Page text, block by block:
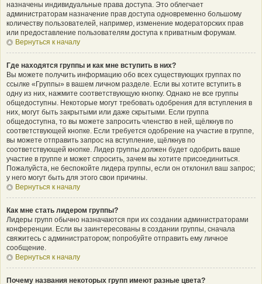
назначены индивидуальные права доступа. Это облегчает
администраторам назначение прав доступа одновременно большому
количеству пользователей, например, изменение модераторских прав
или предоставление пользователям доступа к приватным форумам.
Вернуться к началу
Где находятся группы и как мне вступить в них?
Вы можете получить информацию обо всех существующих группах по
ссылке «Группы» в вашем личном разделе. Если вы хотите вступить в
одну из них, нажмите соответствующую кнопку. Однако не все группы
общедоступны. Некоторые могут требовать одобрения для вступления в
них, могут быть закрытыми или даже скрытыми. Если группа
общедоступна, то вы можете запросить членство в ней, щёлкнув по
соответствующей кнопке. Если требуется одобрение на участие в группе,
вы можете отправить запрос на вступление, щёлкнув по
соответствующей кнопке. Лидер группы должен будет одобрить ваше
участие в группе и может спросить, зачем вы хотите присоединиться.
Пожалуйста, не беспокойте лидера группы, если он отклонил ваш запрос;
у него могут быть для этого свои причины.
Вернуться к началу
Как мне стать лидером группы?
Лидеры групп обычно назначаются при их создании администраторами
конференции. Если вы заинтересованы в создании группы, сначала
свяжитесь с администратором; попробуйте отправить ему личное
сообщение.
Вернуться к началу
Почему названия некоторых групп имеют разные цвета?